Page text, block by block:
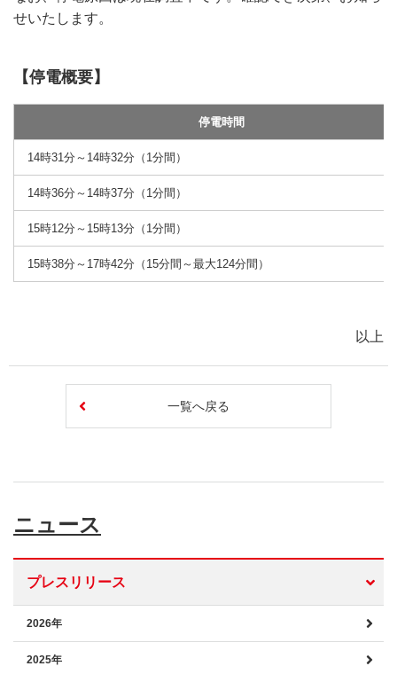
せいたします。
【停電概要】
停電時間
14時31分～14時32分（1分間）
14時36分～14時37分（1分間）
15時12分～15時13分（1分間）
15時38分～17時42分（15分間～最大124分間）
以上
一覧へ戻る
ニュース
プレスリリース
2026年
2025年